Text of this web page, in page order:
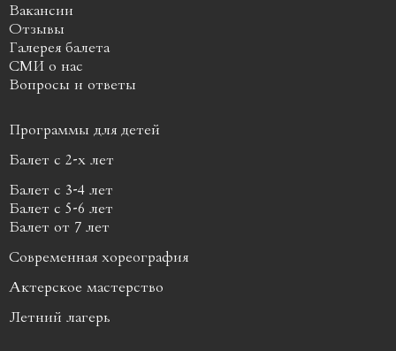
Вакансии
Отзывы
Галерея балета
СМИ о нас
Вопросы и ответы
Программы для детей
Балет с 2-x лет
Балет с 3-4 лет
Балет с 5-6 лет
Балет от 7 лет
Современная хореография
Актерское мастерство
Летний лагерь